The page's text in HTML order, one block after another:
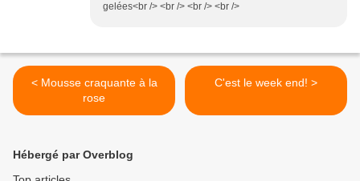
gelées<br /> <br /> <br /> <br />
< Mousse craquante à la
rose
C'est le week end! >
Hébergé par Overblog